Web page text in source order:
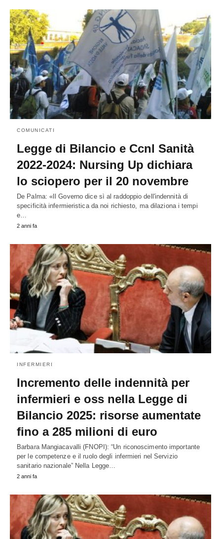
COMUNICATI
Legge di Bilancio e Ccnl Sanità
2022-2024: Nursing Up dichiara
lo sciopero per il 20 novembre
De Palma: «Il Governo dice sì al raddoppio dell'indennità di
specificità infermieristica da noi richiesto, ma dilaziona i tempi
e…
2 anni fa
INFERMIERI
Incremento delle indennità per
infermieri e oss nella Legge di
Bilancio 2025: risorse aumentate
fino a 285 milioni di euro
Barbara Mangiacavalli (FNOPI): “Un riconoscimento importante
per le competenze e il ruolo degli infermieri nel Servizio
sanitario nazionale” Nella Legge…
2 anni fa